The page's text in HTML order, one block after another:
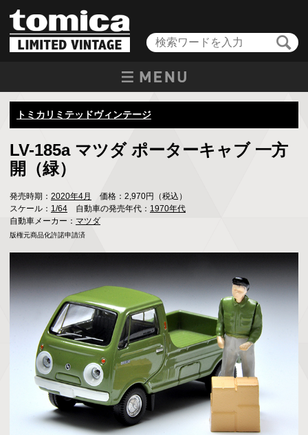
トミカリミテッドヴィンテージ
LV-185a マツダ ポーターキャブ 一方
開（緑）
発売時期： 2020年4月
価格：2,970円（税込）
スケール： 1/64 自動車の発売年代： 1970年代
自動車メーカー： マツダ
版権元商品化許諾申請済